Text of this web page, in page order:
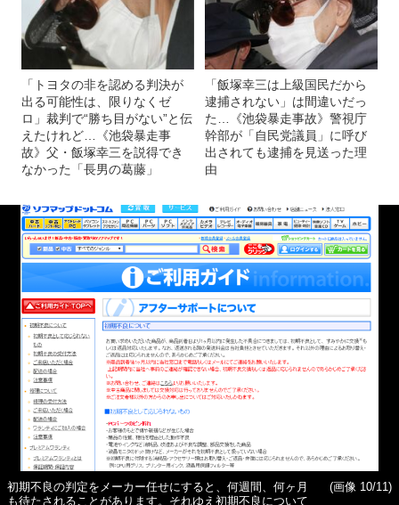
「トヨタの非を認める判決が
出る可能性は、限りなくゼ
ロ」裁判で“勝ち目がない”と伝
えたけれど…《池袋暴走事
故》父・飯塚幸三を説得でき
なかった「長男の葛藤」
「飯塚幸三は上級国民だから
逮捕されない」は間違いだっ
た…《池袋暴走事故》警視庁
幹部が「自民党議員」に呼び
出されても逮捕を見送った理
由
初期不良の判定をメーカー任せにすると、何週間、何ヶ月
も待たされることがあります。それゆえ初期不良について
(画像 10/11)